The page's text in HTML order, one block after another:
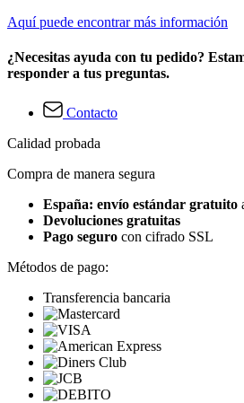
Aquí puede encontrar más información
¿Necesitas ayuda con tu pedido?
responder a tus preguntas.
Contacto
Calidad probada
Compra de manera segura
España: envío estándar gratuito
Devoluciones gratuitas
Pago seguro con cifrado SSL
Métodos de pago:
Transferencia bancaria